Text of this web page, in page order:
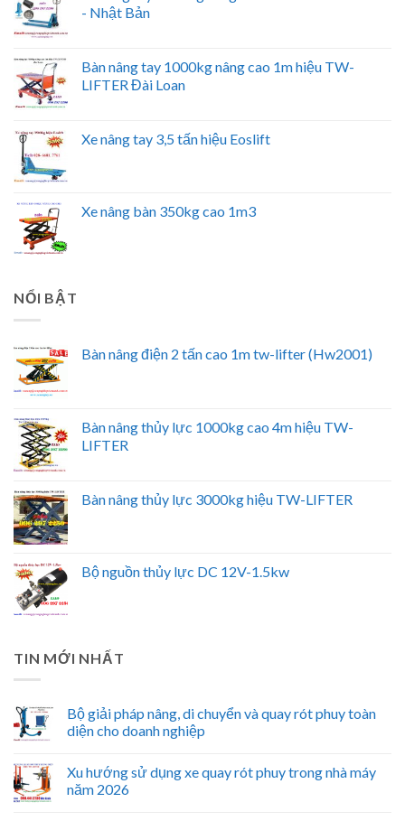
- Nhật Bản
Bàn nâng tay 1000kg nâng cao 1m hiệu TW-
LIFTER Đài Loan
Xe nâng tay 3,5 tấn hiệu Eoslift
Xe nâng bàn 350kg cao 1m3
NỔI BẬT
Bàn nâng điện 2 tấn cao 1m tw-lifter (Hw2001)
Bàn nâng thủy lực 1000kg cao 4m hiệu TW-
LIFTER
Bàn nâng thủy lực 3000kg hiệu TW-LIFTER
Bộ nguồn thủy lực DC 12V-1.5kw
TIN MỚI NHẤT
Bộ giải pháp nâng, di chuyển và quay rót phuy toàn
diện cho doanh nghiệp
Xu hướng sử dụng xe quay rót phuy trong nhà máy
năm 2026